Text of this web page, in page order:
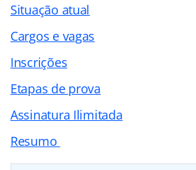
Situação atual
Cargos e vagas
Inscrições
Etapas de prova
Assinatura Ilimitada
Resumo